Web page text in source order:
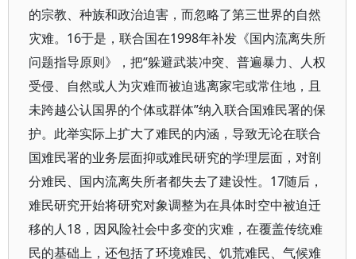
的宗教、种族和政治迫害，而忽略了第三世界的自然
灾难。16于是，联合国在1998年补发《国内流离失所
问题指导原则》，把“躲避武装冲突、普遍暴力、人权
受侵、自然或人为灾难而被迫逃离家宅或常住地，且
未跨越公认国界的个体或群体”纳入联合国难民署的保
护。此举实际上扩大了难民的内涵，导致无论在联合
国难民署的业务层面抑或难民研究的学理层面，对剖
分难民、国内流离失所者都失去了建设性。17随后，
难民研究开始将研究对象调整为在具体时空中被迫迁
移的人18，因风险社会中多变的灾难，在覆盖传统难
民的基础上，还包括了环境难民、饥荒难民、气候难